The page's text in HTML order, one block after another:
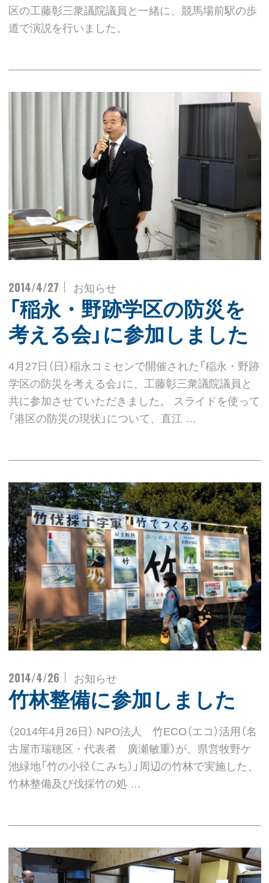
区の工藤彰三衆議院議員と一緒に、競馬場前駅の歩
道で演説を行いました。
2014/4/27 お知らせ
「稲永・野跡学区の防災を
考える会」に参加しました
4月27日（日）稲永コミセンで開催された「稲永・野跡
学区の防災を考える会」に、工藤彰三衆議院議員と
共に参加させていただきました。 スライドを使って
「港区の防災の現状」について、直江 …
2014/4/26 お知らせ
竹林整備に参加しました
（2014年4月26日） NPO法人 竹ECO（エコ）活用（名
古屋市瑞穂区・代表者 廣瀬敏重）が、県営牧野ケ
池緑地「竹の小径（こみち）」周辺の竹林で実施した、
竹林整備及び伐採竹の処 …